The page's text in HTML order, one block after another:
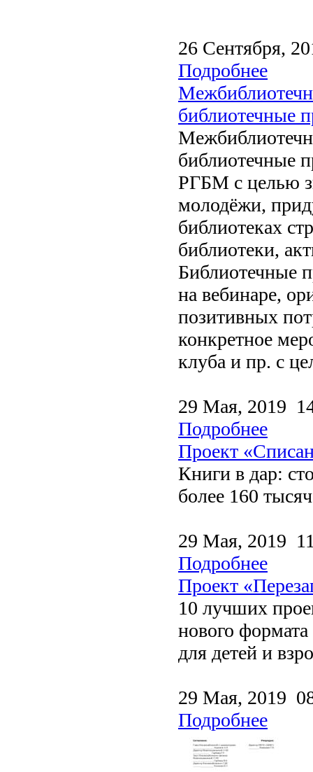
26 Сентября,
Подробнее
библиотечные
библиотечные
РГБМ с целью
молодёжи,
библиотеках
библиотеки,
Библиотечные
на вебинаре,
позитивных
конкретное
клуба и пр. с
29 Мая, 2019
Подробнее
Проект
Книги в дар:
более 160
29 Мая, 2019
Подробнее
Проект
10 лучших
нового
для детей и
29 Мая, 2019
Подробнее